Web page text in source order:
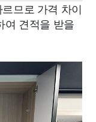
므로 가격 차이
여 견적을 받을